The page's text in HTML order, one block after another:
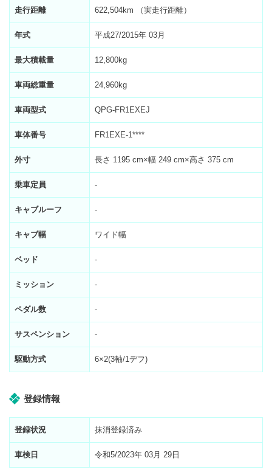
走行距離 622,504km （実走行距離）
年式 平成27/2015年 03月
最大積載量 12,800kg
車両総重量 24,960kg
車両型式 QPG-FR1EXEJ
車体番号 FR1EXE-1****
外寸 長さ 1195 cm×幅 249 cm×高さ 375 cm
乗車定員 -
キャブルーフ -
キャブ幅 ワイド幅
ベッド -
ミッション -
ペダル数 -
サスペンション -
駆動方式 6×2(3軸/1デフ)
登録情報
登録状況 抹消登録済み
車検日 令和5/2023年 03月 29日